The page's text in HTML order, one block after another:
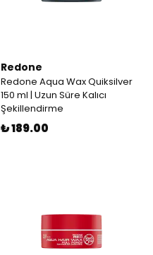
Redone
Redone Aqua Wax Quiksilver
150 ml | Uzun Süre Kalıcı
Şekillendirme
₺ 189.00